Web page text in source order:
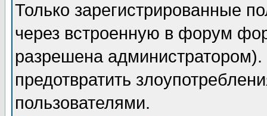
Только зарегистрированные
через встроенную в форум
разрешена
предотвратить
пользователями.